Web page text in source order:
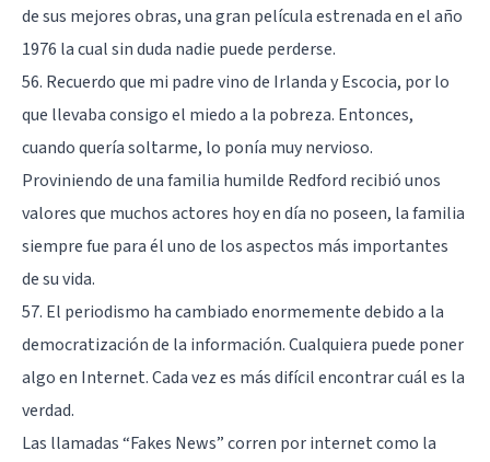
de sus mejores obras, una gran película estrenada en el año
1976 la cual sin duda nadie puede perderse.
56. Recuerdo que mi padre vino de Irlanda y Escocia, por lo
que llevaba consigo el miedo a la pobreza. Entonces,
cuando quería soltarme, lo ponía muy nervioso.
Proviniendo de una familia humilde Redford recibió unos
valores que muchos actores hoy en día no poseen, la familia
siempre fue para él uno de los aspectos más importantes
de su vida.
57. El periodismo ha cambiado enormemente debido a la
democratización de la información. Cualquiera puede poner
algo en Internet. Cada vez es más difícil encontrar cuál es la
verdad.
Las llamadas “Fakes News” corren por internet como la